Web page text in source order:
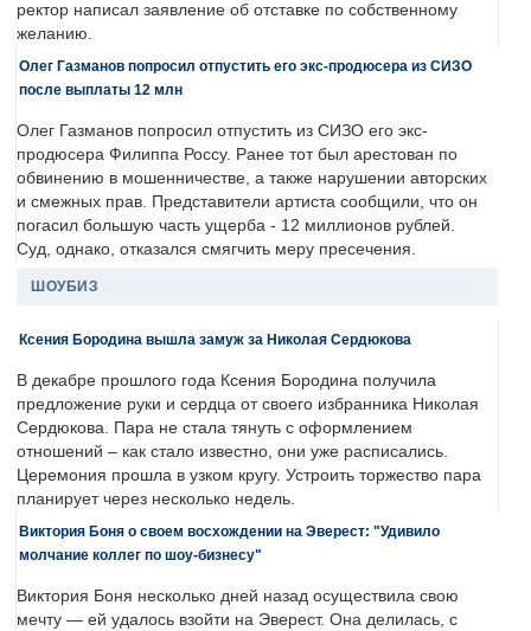
ректор написал заявление об отставке по собственному
желанию.
Олег Газманов попросил отпустить его экс-продюсера из СИЗО
после выплаты 12 млн
Олег Газманов попросил отпустить из СИЗО его экс-
продюсера Филиппа Россу. Ранее тот был арестован по
обвинению в мошенничестве, а также нарушении авторских
и смежных прав. Представители артиста сообщили, что он
погасил большую часть ущерба - 12 миллионов рублей.
Суд, однако, отказался смягчить меру пресечения.
ШОУБИЗ
Ксения Бородина вышла замуж за Николая Сердюкова
В декабре прошлого года Ксения Бородина получила
предложение руки и сердца от своего избранника Николая
Сердюкова. Пара не стала тянуть с оформлением
отношений – как стало известно, они уже расписались.
Церемония прошла в узком кругу. Устроить торжество пара
планирует через несколько недель.
Виктория Боня о своем восхождении на Эверест: "Удивило
молчание коллег по шоу-бизнесу"
Виктория Боня несколько дней назад осуществила свою
мечту — ей удалось взойти на Эверест. Она делилась, с